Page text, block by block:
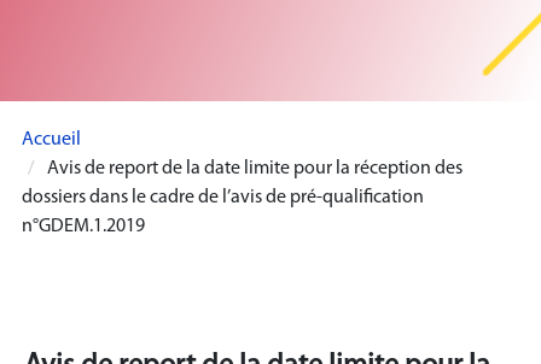
Accueil
Avis de report de la date limite pour la réception des
dossiers dans le cadre de l’avis de pré-qualification
n°GDEM.1.2019